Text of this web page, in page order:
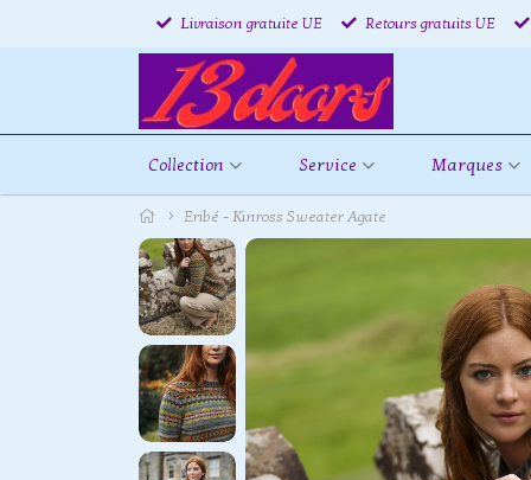
Livraison gratuite UE Retours gratuits UE
Collection Service Marques
Eribé - Kinross Sweater Agate